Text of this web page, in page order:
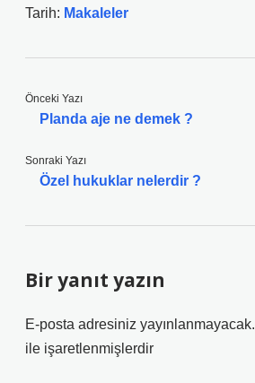
Tarih: Makaleler
Önceki Yazı
Planda aje ne demek ?
Sonraki Yazı
Özel hukuklar nelerdir ?
Bir yanıt yazın
E-posta adresiniz yayınlanmayacak.
ile işaretlenmişlerdir